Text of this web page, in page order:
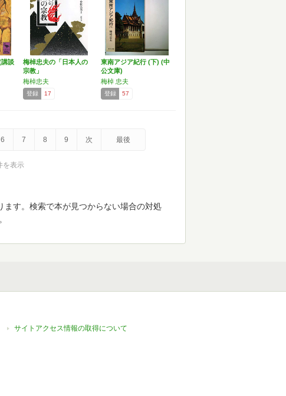
談
梅棹忠夫の「日本人の
宗教」
梅棹忠夫
登録 17
東南アジア紀行 (下) (中
公文庫)
梅棹 忠夫
登録 57
6 7 8 9 次 最後
を表示
す。検索で本が見つからない場合の対処
サイトアクセス情報の取得について